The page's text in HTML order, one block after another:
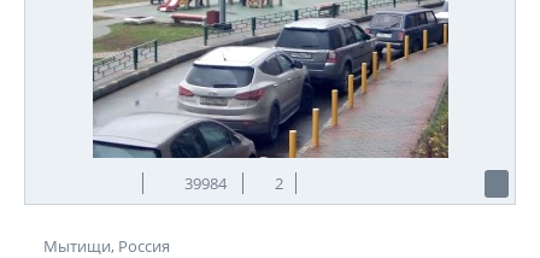
39984 2
Мытищи, Россия